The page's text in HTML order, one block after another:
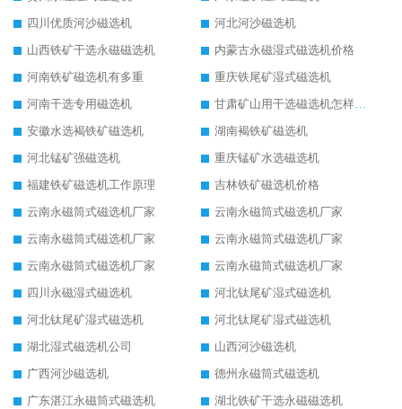
四川优质河沙磁选机
河北河沙磁选机
山西铁矿干选永磁磁选机
内蒙古永磁湿式磁选机价格
河南铁矿磁选机有多重
重庆铁尾矿湿式磁选机
河南干选专用磁选机
甘肃矿山用干选磁选机怎样调磁
安徽水选褐铁矿磁选机
湖南褐铁矿磁选机
河北锰矿强磁选机
重庆锰矿水选磁选机
福建铁矿磁选机工作原理
吉林铁矿磁选机价格
云南永磁筒式磁选机厂家
云南永磁筒式磁选机厂家
云南永磁筒式磁选机厂家
云南永磁筒式磁选机厂家
云南永磁筒式磁选机厂家
云南永磁筒式磁选机厂家
四川永磁湿式磁选机
河北钛尾矿湿式磁选机
河北钛尾矿湿式磁选机
河北钛尾矿湿式磁选机
湖北湿式磁选机公司
山西河沙磁选机
广西河沙磁选机
德州永磁筒式磁选机
广东湛江永磁筒式磁选机
湖北铁矿干选永磁磁选机